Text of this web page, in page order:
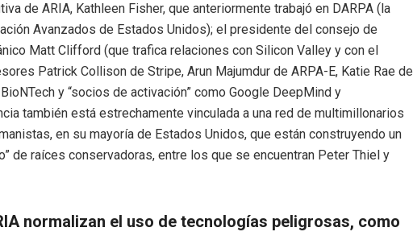
de ARIA, Kathleen Fisher, que anteriormente trabajó en DARPA (la
Avanzados de Estados Unidos); el presidente del consejo de
Matt Clifford (que trafica relaciones con Silicon Valley y con el
Patrick Collison de Stripe, Arun Majumdur de ARPA-E, Katie Rae de
y “socios de activación” como Google DeepMind y
también está estrechamente vinculada a una red de multimillonarios
en su mayoría de Estados Unidos, que están construyendo un
de raíces conservadoras, entre los que se encuentran Peter Thiel y
normalizan el uso de tecnologías peligrosas, como